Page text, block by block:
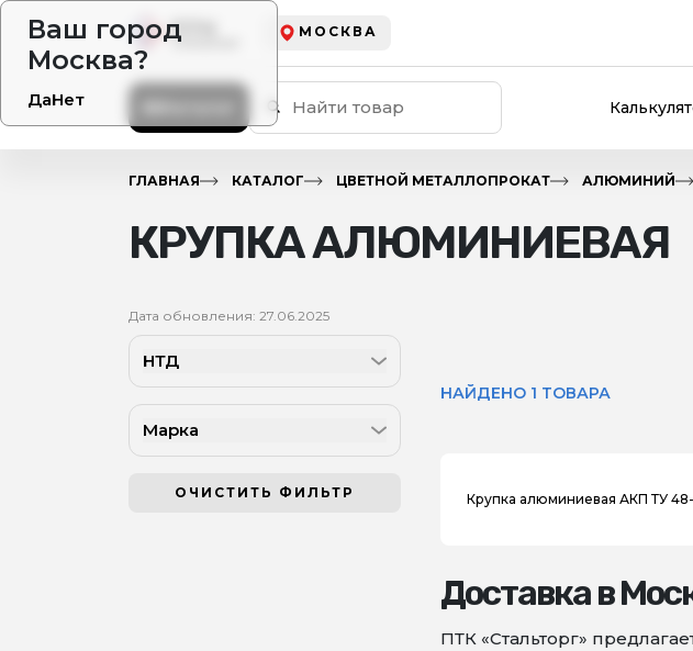
Ваш город
Москва?
ДаНет
МОСКВА
ГЛАВНАЯ КАТАЛОГ ЦВЕТНОЙ МЕТАЛЛОПРОКАТ АЛЮМИНИЙ
КРУПКА АЛЮМИНИЕВАЯ
Дата обновления: 27.06.2025
НТД
Марка
ОЧИСТИТЬ ФИЛЬТР
НАЙДЕНО 1 ТОВАРА
Крупка алюминиевая АКП ТУ
Доставка в
ПТК «Стальторг»